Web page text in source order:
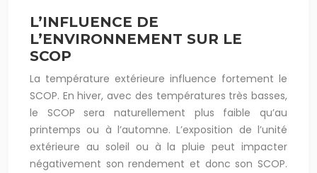
L’INFLUENCE DE
L’ENVIRONNEMENT SUR LE
SCOP
La température extérieure influence fortement le
SCOP. En hiver, avec des températures très basses,
le SCOP sera naturellement plus faible qu’au
printemps ou à l’automne. L’exposition de l’unité
extérieure au soleil ou à la pluie peut impacter
négativement son rendement et donc son SCOP.